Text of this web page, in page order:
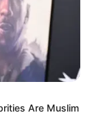
Are Muslim